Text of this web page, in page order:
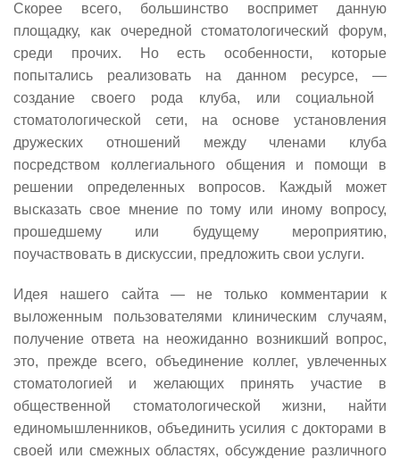
Скорее всего, большинство воспримет данную
площадку, как очередной стоматологический форум,
среди прочих. Но есть особенности, которые
попытались реализовать на данном ресурсе, —
создание своего рода клуба, или социальной
стоматологической сети, на основе установления
дружеских отношений между членами клуба
посредством коллегиального общения и помощи в
решении определенных вопросов. Каждый может
высказать свое мнение по тому или иному вопросу,
прошедшему или будущему мероприятию,
поучаствовать в дискуссии, предложить свои услуги.
Идея нашего сайта — не только комментарии к
выложенным пользователями клиническим случаям,
получение ответа на неожиданно возникший вопрос,
это, прежде всего, объединение коллег, увлеченных
стоматологией и желающих принять участие в
общественной стоматологической жизни, найти
единомышленников, объединить усилия с докторами в
своей или смежных областях, обсуждение различного